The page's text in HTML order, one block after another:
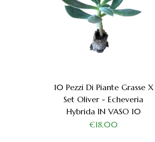
10 Pezzi Di Piante Grasse X
Set Oliver - Echeveria
Hybrida IN VASO 10
€18,00